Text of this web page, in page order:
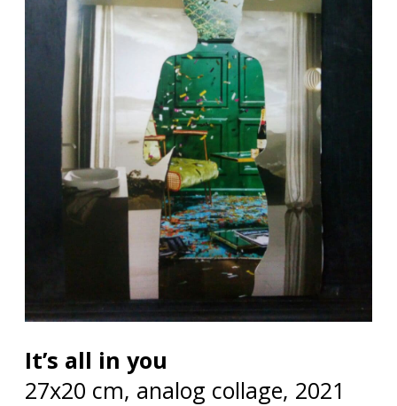
It’s all in you
27х20 cm, analog collage, 2021